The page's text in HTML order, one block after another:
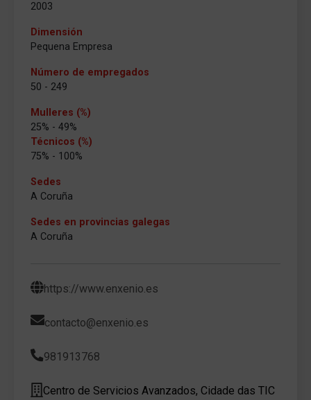
2003
Dimensión
Pequena Empresa
Número de empregados
50 - 249
Mulleres (%)
25% - 49%
Técnicos (%)
75% - 100%
Sedes
A Coruña
Sedes en provincias galegas
A Coruña
https://www.enxenio.es
contacto@enxenio.es
981913768
Centro de Servicios Avanzados, Cidade das TIC